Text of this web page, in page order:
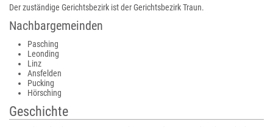
Der zuständige Gerichtsbezirk ist der Gerichtsbezirk Traun.
Nachbargemeinden
Pasching
Leonding
Linz
Ansfelden
Pucking
Hörsching
Geschichte